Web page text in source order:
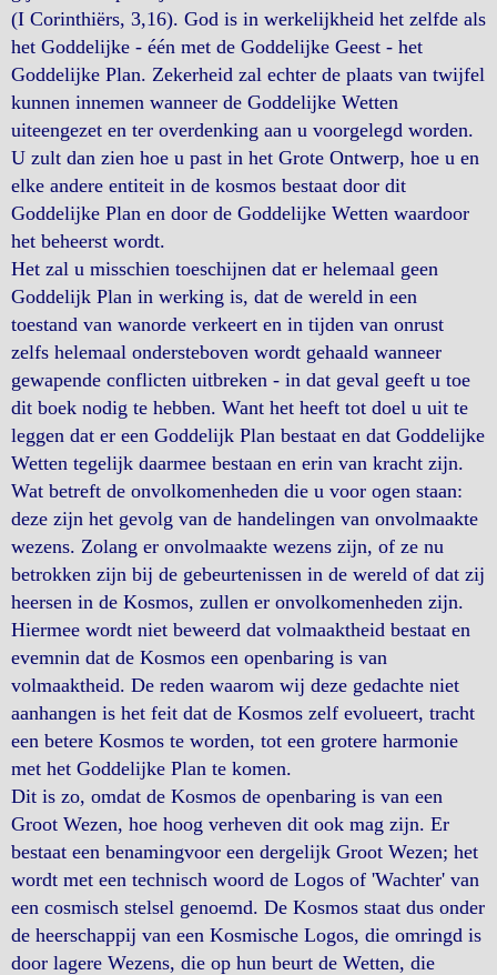
(I Corinthiërs, 3,16). God is in werkelijkheid het zelfde als
het Goddelijke - één met de Goddelijke Geest - het
Goddelijke Plan. Zekerheid zal echter de plaats van twijfel
kunnen innemen wanneer de Goddelijke Wetten
uiteengezet en ter overdenking aan u voorgelegd worden.
U zult dan zien hoe u past in het Grote Ontwerp, hoe u en
elke andere entiteit in de kosmos bestaat door dit
Goddelijke Plan en door de Goddelijke Wetten waardoor
het beheerst wordt.
Het zal u misschien toeschijnen dat er helemaal geen
Goddelijk Plan in werking is, dat de wereld in een
toestand van wanorde verkeert en in tijden van onrust
zelfs helemaal ondersteboven wordt gehaald wanneer
gewapende conflicten uitbreken - in dat geval geeft u toe
dit boek nodig te hebben. Want het heeft tot doel u uit te
leggen dat er een Goddelijk Plan bestaat en dat Goddelijke
Wetten tegelijk daarmee bestaan en erin van kracht zijn.
Wat betreft de onvolkomenheden die u voor ogen staan:
deze zijn het gevolg van de handelingen van onvolmaakte
wezens. Zolang er onvolmaakte wezens zijn, of ze nu
betrokken zijn bij de gebeurtenissen in de wereld of dat zij
heersen in de Kosmos, zullen er onvolkomenheden zijn.
Hiermee wordt niet beweerd dat volmaaktheid bestaat en
evemnin dat de Kosmos een openbaring is van
volmaaktheid. De reden waarom wij deze gedachte niet
aanhangen is het feit dat de Kosmos zelf evolueert, tracht
een betere Kosmos te worden, tot een grotere harmonie
met het Goddelijke Plan te komen.
Dit is zo, omdat de Kosmos de openbaring is van een
Groot Wezen, hoe hoog verheven dit ook mag zijn. Er
bestaat een benamingvoor een dergelijk Groot Wezen; het
wordt met een technisch woord de Logos of 'Wachter' van
een cosmisch stelsel genoemd. De Kosmos staat dus onder
de heerschappij van een Kosmische Logos, die omringd is
door lagere Wezens, die op hun beurt de Wetten, die